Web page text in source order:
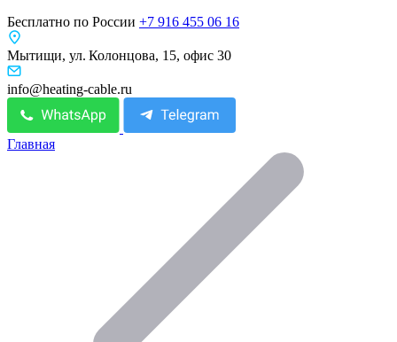
Бесплатно по России +7 916 455 06 16
Мытищи, ул. Колонцова, 15, офис 30
info@heating-cable.ru
Главная